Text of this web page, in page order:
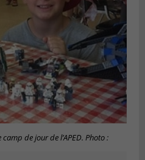
de jour de l’APED. Photo :